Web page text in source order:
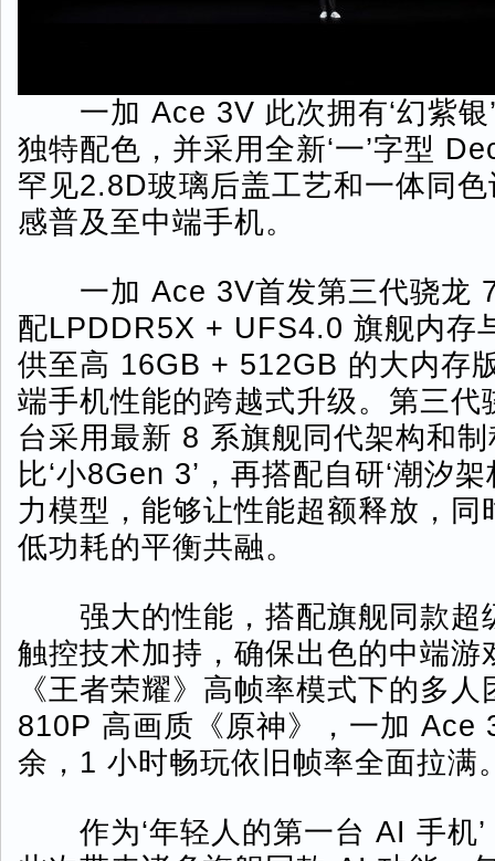
一加 Ace 3V 此次拥有‘幻紫银’
独特配色，并采用全新‘一’字型
罕见2.8D玻璃后盖工艺和一体同
感普及至中端手机。
一加 Ace 3V首发第三代骁龙
配LPDDR5X + UFS4.0 旗舰内存
供至高 16GB + 512GB 的大内存
端手机性能的跨越式升级。第三
台采用最新 8 系旗舰同代架构和
比‘小8Gen 3’，再搭配自研‘潮汐
力模型，能够让性能超额释放，同
低功耗的平衡共融。
强大的性能，搭配旗舰同款超
触控技术加持，确保出色的中端游
《王者荣耀》高帧率模式下的多
810P 高画质《原神》，一加 Ace
余，1 小时畅玩依旧帧率全面拉满
作为‘年轻人的第一台 AI 手机’